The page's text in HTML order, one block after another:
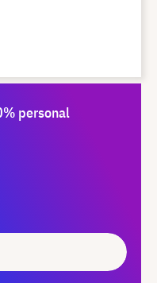
personal